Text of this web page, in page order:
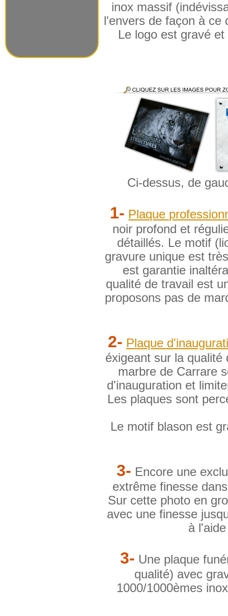
inox massif
l'envers de façon à ce
Le logo est gravé
Ci-dessus, de
1- Plaque
noir profond et
détaillés. Le motif
gravure unique est
est garantie
qualité de travail est
proposons pas de
2- Plaque
éxigeant sur la
marbre de Carrare
d'inauguration et
Les plaques sont
Le motif blason est
3- Encore une
extrême finesse
Sur cette photo en
avec une finesse
à
3- Une plaque
qualité) avec
1000/1000èmes